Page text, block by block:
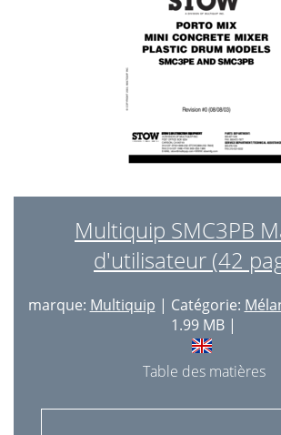
Multiquip SMC3PB
d'utilisateur (42
marque: Multiquip | Catégorie:
1.99 MB |
Table des matières